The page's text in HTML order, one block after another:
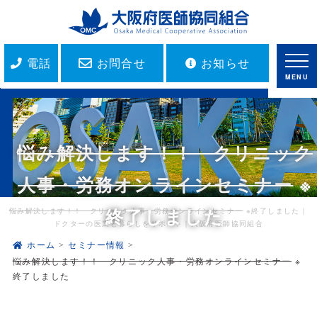
電話 お問合せ お知らせ
MENU
悩み解決します！！ クリニック
人事・労務オンラインセミナー※
終了しました
悩み解決します！！ クリニック人事・労務オンラインセミナー※終了しました｜
ドクターの医業と暮らしをサポート｜大阪府医師協同組合
ホーム
セミナー情報
悩み解決します！！ クリニック人事・労務オンラインセミナー ※
終了しました